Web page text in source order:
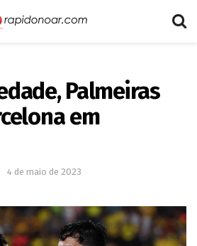
Palmeiras
em
4 de maio de 2023